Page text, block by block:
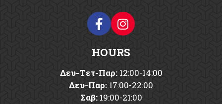
HOURS
Δευ-Tετ-Παρ: 12:00-14:00
Δευ-Παρ: 17:00-22:00
Σαβ: 19:00-21:00